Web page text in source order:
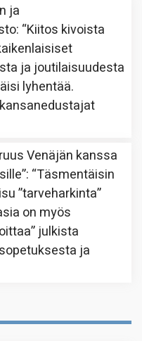
ja
: “Kiitos kivoista
ja joutilaisuudesta
lyhentää.
Venäjän kanssa
: “Täsmentäisin
”tarveharkinta”
on myös
julkista
ja